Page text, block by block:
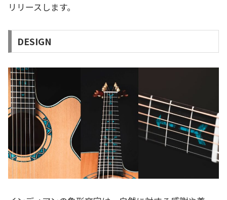
リリースします。
DESIGN